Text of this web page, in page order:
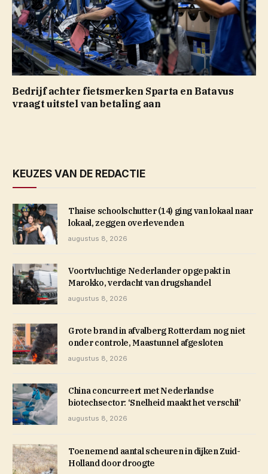
Bedrijf achter fietsmerken Sparta en Batavus
vraagt uitstel van betaling aan
KEUZES VAN DE REDACTIE
Thaise schoolschutter (14) ging van lokaal naar
lokaal, zeggen overlevenden
augustus 8, 2026
Voortvluchtige Nederlander opgepakt in
Marokko, verdacht van drugshandel
augustus 8, 2026
Grote brand in afvalberg Rotterdam nog niet
onder controle, Maastunnel afgesloten
augustus 8, 2026
China concurreert met Nederlandse
biotechsector: ‘Snelheid maakt het verschil’
augustus 8, 2026
Toenemend aantal scheuren in dijken Zuid-
Holland door droogte